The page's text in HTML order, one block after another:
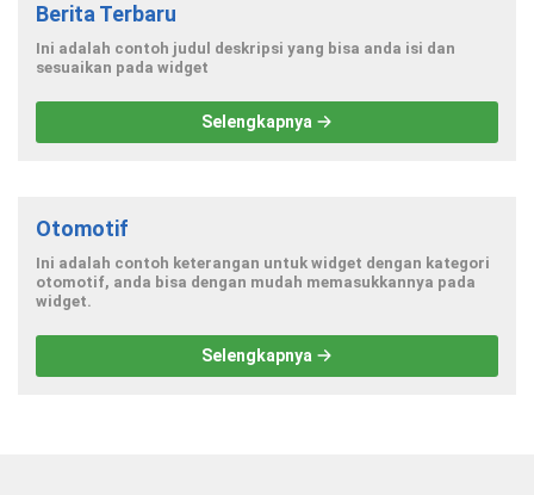
Berita Terbaru
Ini adalah contoh judul deskripsi yang bisa anda isi dan
sesuaikan pada widget
Selengkapnya
Otomotif
Ini adalah contoh keterangan untuk widget dengan kategori
otomotif, anda bisa dengan mudah memasukkannya pada
widget.
Selengkapnya